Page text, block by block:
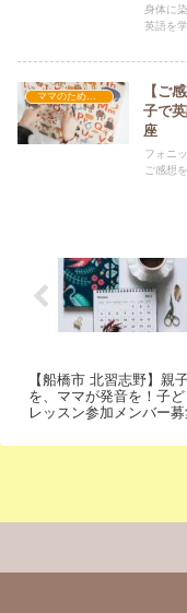
身体に
英語を
【ご
子で
座
フォニ
【船橋市 北習志野】親
を、ママが発音を！子
レッスン参加メンバー